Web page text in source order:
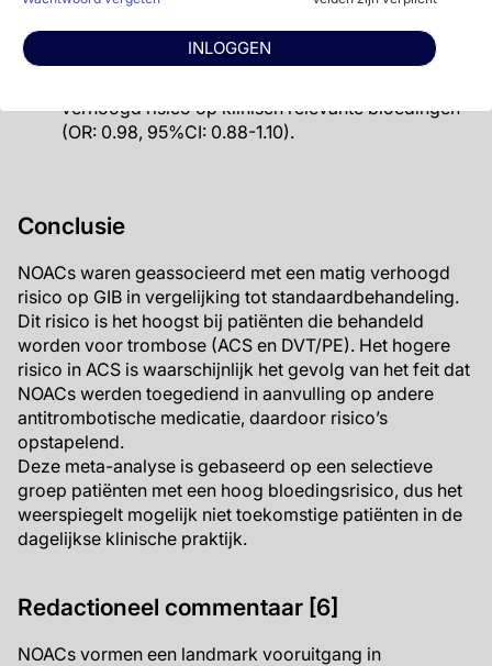
INLOGGEN
Het uitsluiten van studies die NOAC met placebo
verhoogd risico op klinisch relevante bloedingen
(OR: 0.98, 95%CI: 0.88-1.10).
Conclusie
NOACs waren geassocieerd met een matig verhoogd
risico op GIB in vergelijking tot standaardbehandeling.
Dit risico is het hoogst bij patiënten die behandeld
worden voor trombose (ACS en DVT/PE). Het hogere
risico in ACS is waarschijnlijk het gevolg van het feit dat
NOACs werden toegediend in aanvulling op andere
antitrombotische medicatie, daardoor risico’s
opstapelend.
Deze meta-analyse is gebaseerd op een selectieve
groep patiënten met een hoog bloedingsrisico, dus het
weerspiegelt mogelijk niet toekomstige patiënten in de
dagelijkse klinische praktijk.
Redactioneel commentaar [6]
NOACs vormen een landmark vooruitgang in